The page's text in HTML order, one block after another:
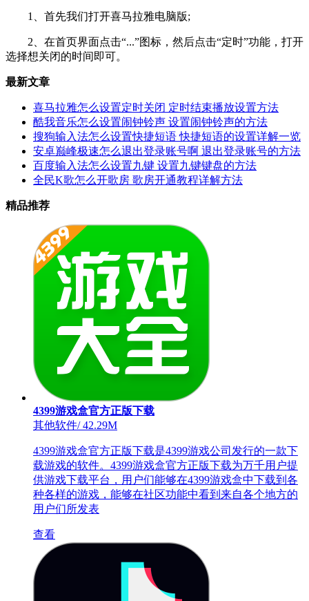
1、首先我们打开喜马拉雅电脑版;
2、在首页界面点击“...”图标，然后点击“定时”功能，打开
选择想关闭的时间即可。
最新文章
喜马拉雅怎么设置定时关闭 定时结束播放设置方法
酷我音乐怎么设置闹钟铃声 设置闹钟铃声的方法
搜狗输入法怎么设置快捷短语 快捷短语的设置详解一览
安卓巅峰极速怎么退出登录账号啊 退出登录账号的方法
百度输入法怎么设置九键 设置九键键盘的方法
全民K歌怎么开歌房 歌房开通教程详解方法
精品推荐
4399游戏盒官方正版下载
其他软件/42.29M
4399游戏盒官方正版下载是4399游戏公司发行的一款下
载游戏的软件。4399游戏盒官方正版下载为万千用户提
供游戏下载平台，用户们能够在4399游戏盒中下载到各
种各样的游戏，能够在社区功能中看到来自各个地方的
用户们所发表
查看